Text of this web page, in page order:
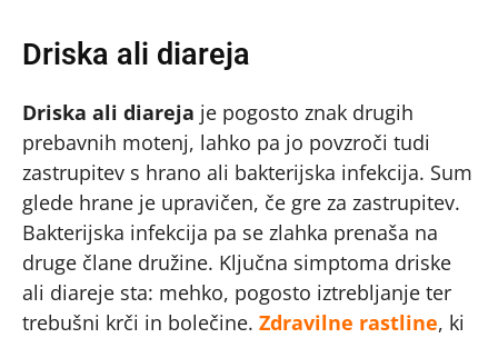
Driska ali diareja
Driska ali diareja je pogosto znak drugih
prebavnih motenj, lahko pa jo povzroči tudi
zastrupitev s hrano ali bakterijska infekcija. Sum
glede hrane je upravičen, če gre za zastrupitev.
Bakterijska infekcija pa se zlahka prenaša na
druge člane družine. Ključna simptoma driske
ali diareje sta: mehko, pogosto iztrebljanje ter
trebušni krči in bolečine. Zdravilne rastline, ki